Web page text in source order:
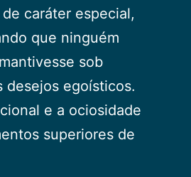
caráter especial,
que ninguém
sob
desejos egoísticos.
e a ociosidade
superiores de